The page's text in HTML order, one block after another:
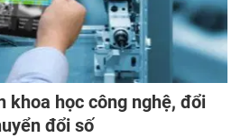
khoa học công nghệ, đổi
đổi số